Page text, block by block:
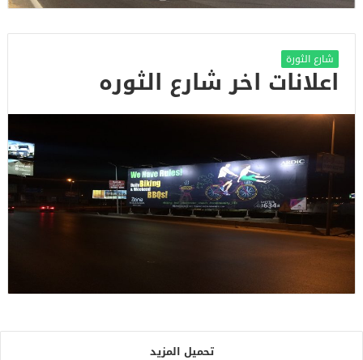
شارع الثورة
اعلانات اخر شارع الثوره
تحميل المزيد